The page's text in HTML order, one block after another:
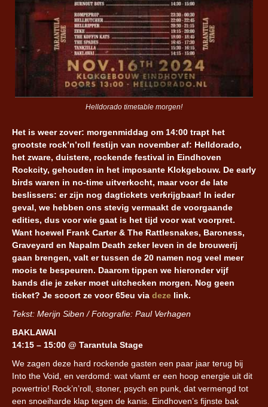
Helldorado timetable morgen!
Het is weer zover: morgenmiddag om 14:00 trapt het
grootste rock’n’roll festijn van november af: Helldorado,
het zware, duistere, rockende festival in Eindhoven
Rockcity, gehouden in het imposante Klokgebouw. De early
birds waren in no-time uitverkocht, maar voor de late
beslissers: er zijn nog dagtickets verkrijgbaar! In ieder
geval, we hebben ons stevig vermaakt de voorgaande
edities, dus voor wie gaat is het tijd voor wat voorpret.
Want hoewel Frank Carter & The Rattlesnakes, Baroness,
Graveyard en Napalm Death zeker leven in de brouwerij
gaan brengen, valt er tussen de 20 namen nog veel meer
moois te bespeuren. Daarom tippen we hieronder vijf
bands die je zeker moet uitchecken morgen. Nog geen
ticket? Je scoort ze voor 65eu via deze link.
Tekst: Merijn Siben / Fotografie: Paul Verhagen
BAKLAWAI
14:15 – 15:00 @ Tarantula Stage
We zagen deze hard rockende gasten een paar jaar terug bij
Into the Void, en verdomd: wat vlamt er een hoop energie uit dit
powertrio! Rock’n’roll, stoner, psych en punk, dat vermengd tot
een snoeiharde klap tegen de kanis. Eindhoven’s fijnste bak